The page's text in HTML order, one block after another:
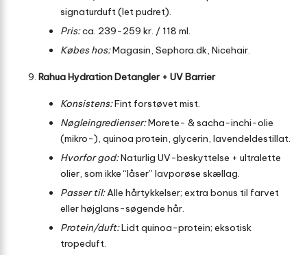
signaturduft (let pudret).
Pris:ca. 239-259 kr. / 118 ml.
Købes hos:Magasin, Sephora.dk, Nicehair.
Rahua Hydration Detangler + UV Barrier
Konsistens:Fint forstøvet mist.
Nøgleingredienser:Morete- & sacha-inchi-olie
(mikro-), quinoa protein, glycerin, lavendeldestillat.
Hvorfor god:Naturlig UV-beskyttelse + ultralette
olier, som ikke “låser” lavporøse skællag.
Passer til:Alle hårtykkelser; extra bonus til farvet
eller højglans-søgende hår.
Protein/duft:Lidt quinoa-protein; eksotisk
tropeduft.